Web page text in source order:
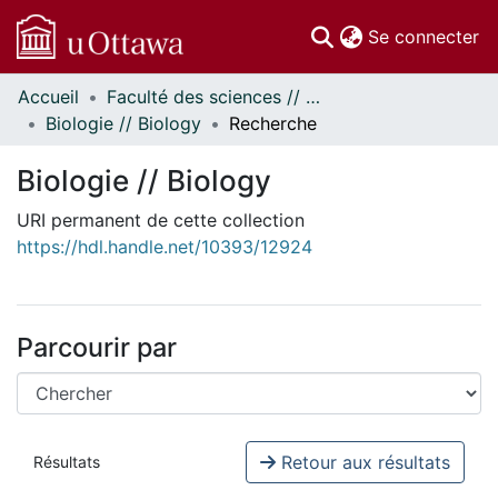
Se connecter
Communautés
et collections
Statistiques
À propos
Accueil
Faculté des sciences // Faculty of Science
Biologie // Biology
Recherche
Biologie // Biology
URI permanent de cette collection
https://hdl.handle.net/10393/12924
Parcourir par
Résultats Retour aux résultats